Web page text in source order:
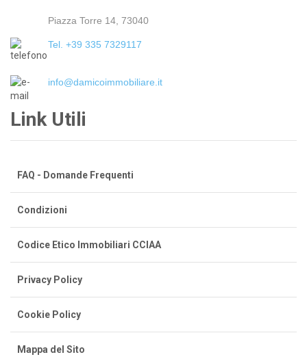
Piazza Torre 14, 73040
Tel. +39 335 7329117
info@damicoimmobiliare.it
Link Utili
FAQ - Domande Frequenti
Condizioni
Codice Etico Immobiliari CCIAA
Privacy Policy
Cookie Policy
Mappa del Sito